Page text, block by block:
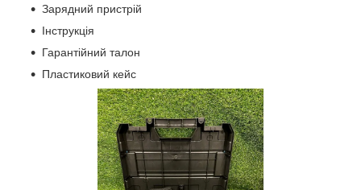
Зарядний пристрій
Інструкція
Гарантійний талон
Пластиковий кейс